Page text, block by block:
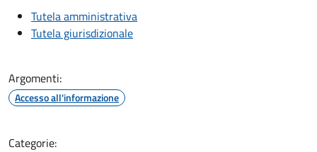
Tutela amministrativa
Tutela giurisdizionale
Argomenti:
Accesso all'informazione
Categorie: